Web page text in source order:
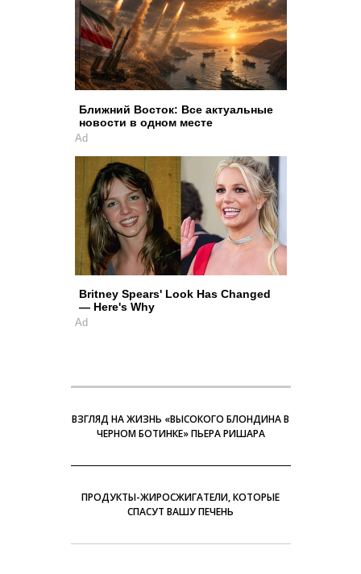
Ближний Восток: Все актуальные
новости в одном месте
Ad
Britney Spears' Look Has Changed
— Here's Why
Ad
ВЗГЛЯД НА ЖИЗНЬ «ВЫСОКОГО БЛОНДИНА В
ЧЕРНОМ БОТИНКЕ» ПЬЕРА РИШАРА
ПРОДУКТЫ-ЖИРОСЖИГАТЕЛИ, КОТОРЫЕ
СПАСУТ ВАШУ ПЕЧЕНЬ